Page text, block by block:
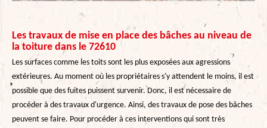
Les travaux de mise en place des bâches au niveau de
la toiture dans le 72610
Les surfaces comme les toits sont les plus exposées aux agressions
extérieures. Au moment où les propriétaires s'y attendent le moins, il est
possible que des fuites puissent survenir. Donc, il est nécessaire de
procéder à des travaux d'urgence. Ainsi, des travaux de pose des bâches
peuvent se faire. Pour procéder à ces interventions qui sont très